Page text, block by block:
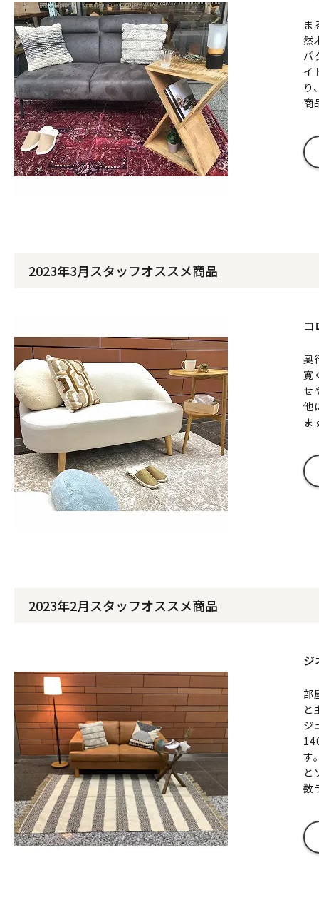
ま
然
パ
イ
り
商
2023年3月スタッフオススメ商品
奥
寛
せ
他
ま
2023年2月スタッフオススメ商品
ジ
部
と
ジ
す
と
数